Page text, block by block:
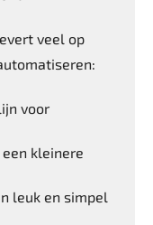
veel op
voor
kleinere
leuk en simpel